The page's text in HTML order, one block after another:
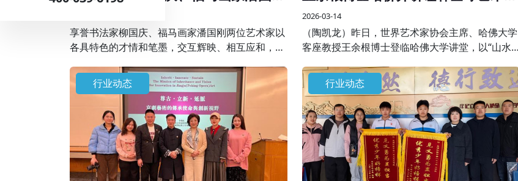
享誉书法家柳国庆、福马画家潘国刚两位艺术家以
各具特色的才情和笔墨，交互辉映、相互应和，共
地人和、美好祥和生活的祈愿，抒发新时代的“精
气神”。
学
2026-03-14
（陶凯龙）昨日，世界艺术家协会主席、哈佛大学
客座教授王余根博士登临哈佛大学讲堂，以“山水
年艺术积淀与世界大同、世界和平的美学思想融于
一堂，为全球学界、艺术界同仁呈现了一场跨越边
界的艺术盛宴。
行业动态 行业动态